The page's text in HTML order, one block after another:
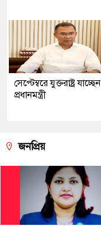
সেপ্টেম্বরে যুক্তরাষ্ট্র যাচ্ছেন
প্রধানমন্ত্রী
জনপ্রিয়